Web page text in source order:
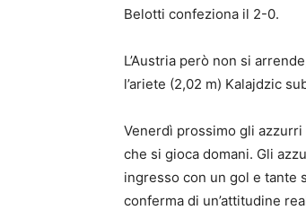
Belotti confeziona il 2-0.
L’Austria però non si
l’ariete (2,02 m) Kalajdzic
Venerdì prossimo gli
che si gioca domani. Gli
ingresso con un gol e tante
conferma di un’attitudine